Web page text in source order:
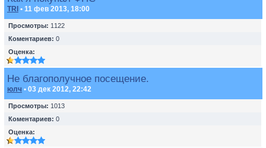
TRI • 11 фев 2013, 18:00
Просмотры: 1122
Коментариев: 0
Оценка:
Не благополучное посещение.
юлч • 03 дек 2012, 22:42
Просмотры: 1013
Коментариев: 0
Оценка: